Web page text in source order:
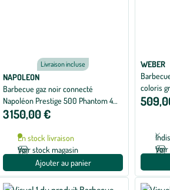
Livraison incluse
NAPOLEON
Barbecue gaz noir connecté
Napoléon Prestige 500 Phantom 4
brûleurs - 168 x 67 x 127 cm
3 150,00 €
En stock livraison
Voir stock magasin
Ajouter au panier
WEBER
Voir